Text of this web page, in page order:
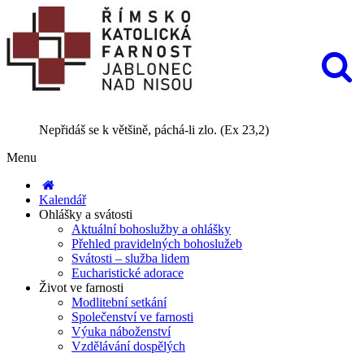
Nepřidáš se k většině, páchá-li zlo. (Ex 23,2)
Menu
Kalendář
Ohlášky a svátosti
Aktuální bohoslužby a ohlášky
Přehled pravidelných bohoslužeb
Svátosti – služba lidem
Eucharistické adorace
Život ve farnosti
Modlitební setkání
Společenství ve farnosti
Výuka náboženství
Vzdělávání dospělých